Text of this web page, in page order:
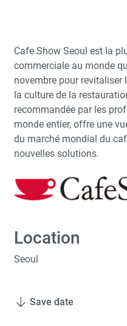
Cafe Show Seoul est la
commerciale au monde
novembre pour
la culture de la
recommandée par les
monde entier, offre une
du marché mondial du
nouvelles solutions.
Location
Seoul
Save date